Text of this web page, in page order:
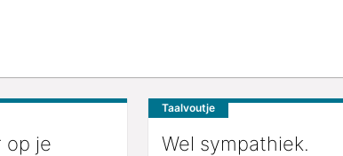
op je
Taalvoutje
Wel sympathiek.